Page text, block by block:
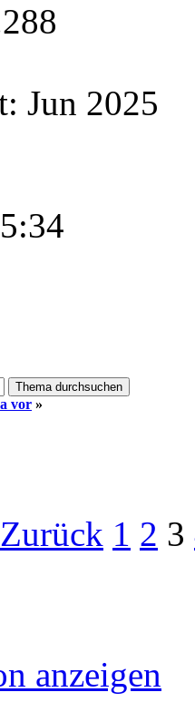
Jun 2025
vor »
1 2 3
anzeigen